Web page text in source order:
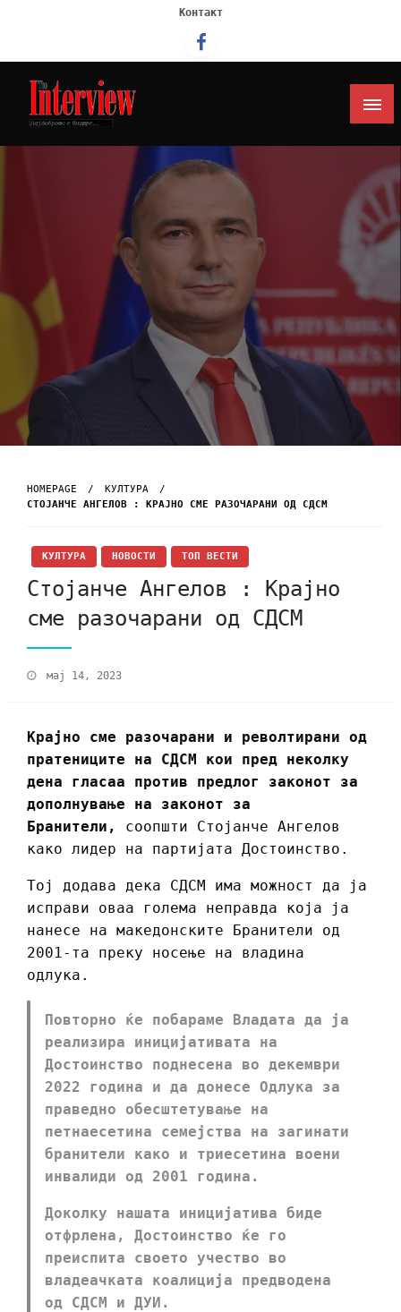
Контакт
Интервју
HOMEPAGE
КУЛТУРА
СТОЈАНЧЕ АНГЕЛОВ : КРАЈНО СМЕ РАЗОЧАРАНИ ОД СДСМ
КУЛТУРА НОВОСТИ ТОП ВЕСТИ
Стојанче Ангелов : Крајно
сме разочарани од СДСМ
мај 14, 2023
Крајно сме разочарани и револтирани од
пратениците на СДСМ кои пред неколку
дена гласаа против предлог законот за
дополнување на законот за
Бранители,
соопшти Стојанче Ангелов
како лидер на партијата Достоинство.
Тоj додава дека СДСМ има можност да ја
исправи оваа голема неправда која ја
нанесе на македонските Бранители од
2001-та преку носење на владина
одлука.
Повторно ќе побараме Владата да ја
реализира иницијативата на
Достоинство поднесена во декември
2022 година и да донесе Одлука за
праведно обесштетување на
петнаесетина семејства на загинати
бранители како и триесетина воени
инвалиди од 2001 година.
Доколку нашата иницијатива биде
отфрлена, Достоинство ќе го
преиспита своето учество во
владеачката коалиција предводена
од СДСМ и ДУИ.